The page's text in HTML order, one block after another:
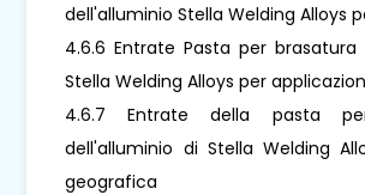
dell'alluminio Stella Welding Alloys
4.6.6 Entrate Pasta per brasatura
Stella Welding Alloys per
4.6.7 Entrate della pasta
dell'alluminio di Stella Welding
geografica